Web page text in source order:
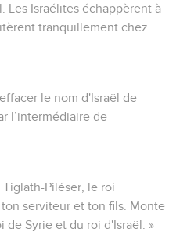
Les Israélites échappèrent à
tranquillement chez
le nom d'Israël de
l’intermédiaire de
Piléser, le roi
serviteur et ton fils. Monte
de Syrie et du roi d'Israël. »